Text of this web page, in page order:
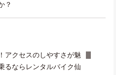
？
アクセスのしやすさが魅
るならレンタルバイク仙